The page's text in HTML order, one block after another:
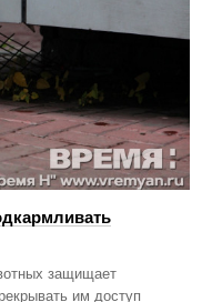
защищает
им доступ